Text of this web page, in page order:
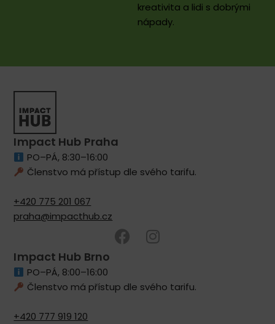
kreativita a lidi s dobrými
nápady.
Impact Hub Praha
PO–PÁ, 8:30–16:00
Členstvo má přístup dle svého tarifu.
+420 775 201 067
praha@impacthub.cz
Impact Hub Brno
PO–PÁ, 8:00–16:00
Členstvo má přístup dle svého tarifu.
+420 777 919 120